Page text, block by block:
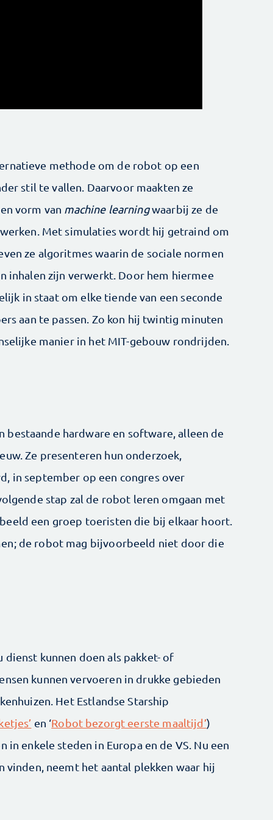
methode om de robot op een
stil te vallen. Daarvoor maakten ze
vorm van machine learningwaarbij ze de
Met simulaties wordt hij getraind om
ze algoritmes waarin de sociale normen
inhalen zijn verwerkt. Door hem hiermee
in staat om elke tiende van een seconde
aan te passen. Zo kon hij twintig minuten
manier in het MIT-gebouw rondrijden.
bestaande hardware en software, alleen de
Ze presenteren hun onderzoek,
in september op een congres over
stap zal de robot leren omgaan met
een groep toeristen die bij elkaar hoort.
de robot mag bijvoorbeeld niet door die
kunnen doen als pakket- of
kunnen vervoeren in drukke gebieden
Het Estlandse Starship
en ‘Robot bezorgt eerste maaltijd’)
enkele steden in Europa en de VS. Nu een
neemt het aantal plekken waar hij